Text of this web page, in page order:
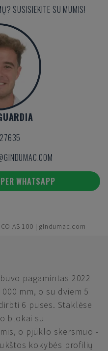
SUSISIEKITE SU MUMIS!
WHATSAPP
AS 100 | gindumac.com
buvo pagamintas 2022
mm, o su dviem 5
6 puses. Staklėse
blokai su
o pjūklo skersmuo -
kokybės profilių